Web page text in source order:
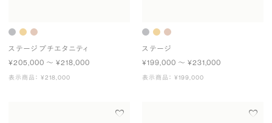
ステージ プチエタニティ
¥205,000 〜 ¥218,000
表示商品： ¥218,000
ステージ
¥199,000 〜 ¥231,000
表示商品： ¥199,000